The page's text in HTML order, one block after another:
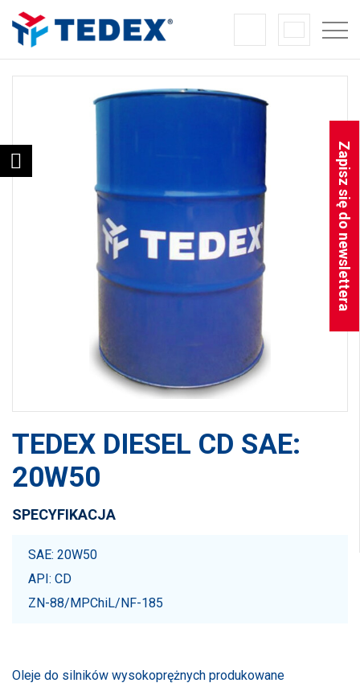
Zapisz się do newslettera
TEDEX DIESEL CD SAE:
20W50
SPECYFIKACJA
SAE: 20W50
API: CD
ZN-88/MPChiL/NF-185
Oleje do silników wysokoprężnych produkowane